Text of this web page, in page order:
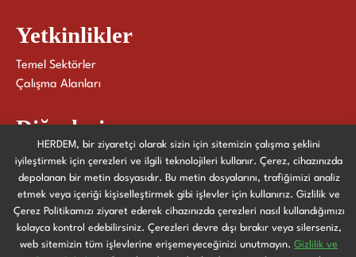
Yetkinlikler
Temel Sektörler
Çalışma Alanları
Diğerleri
Yayınlarımız
Haberler ve Etkinlikler
Bize Ulaşın
Gizlilik ve Çerez Politikası
HERDEM, bir ziyaretçi olarak sizin için sitemizin çalışma şeklini
iyileştirmek için çerezleri ve ilgili teknolojileri kullanır. Çerez, cihazınızda
depolanan bir metin dosyasıdır. Bu metin dosyalarını, trafiğimizi analiz
etmek veya içeriği kişiselleştirmek gibi işlevler için kullanırız. Gizlilik ve
Çerez Politikamızı ziyaret ederek cihazınızda çerezleri nasıl kullandığımızı
kolayca kontrol edebilirsiniz. Çerezleri devre dışı bırakır veya silerseniz,
web sitemizin tüm işlevlerine erişemeyeceğinizi unutmayın. Gizlilik ve